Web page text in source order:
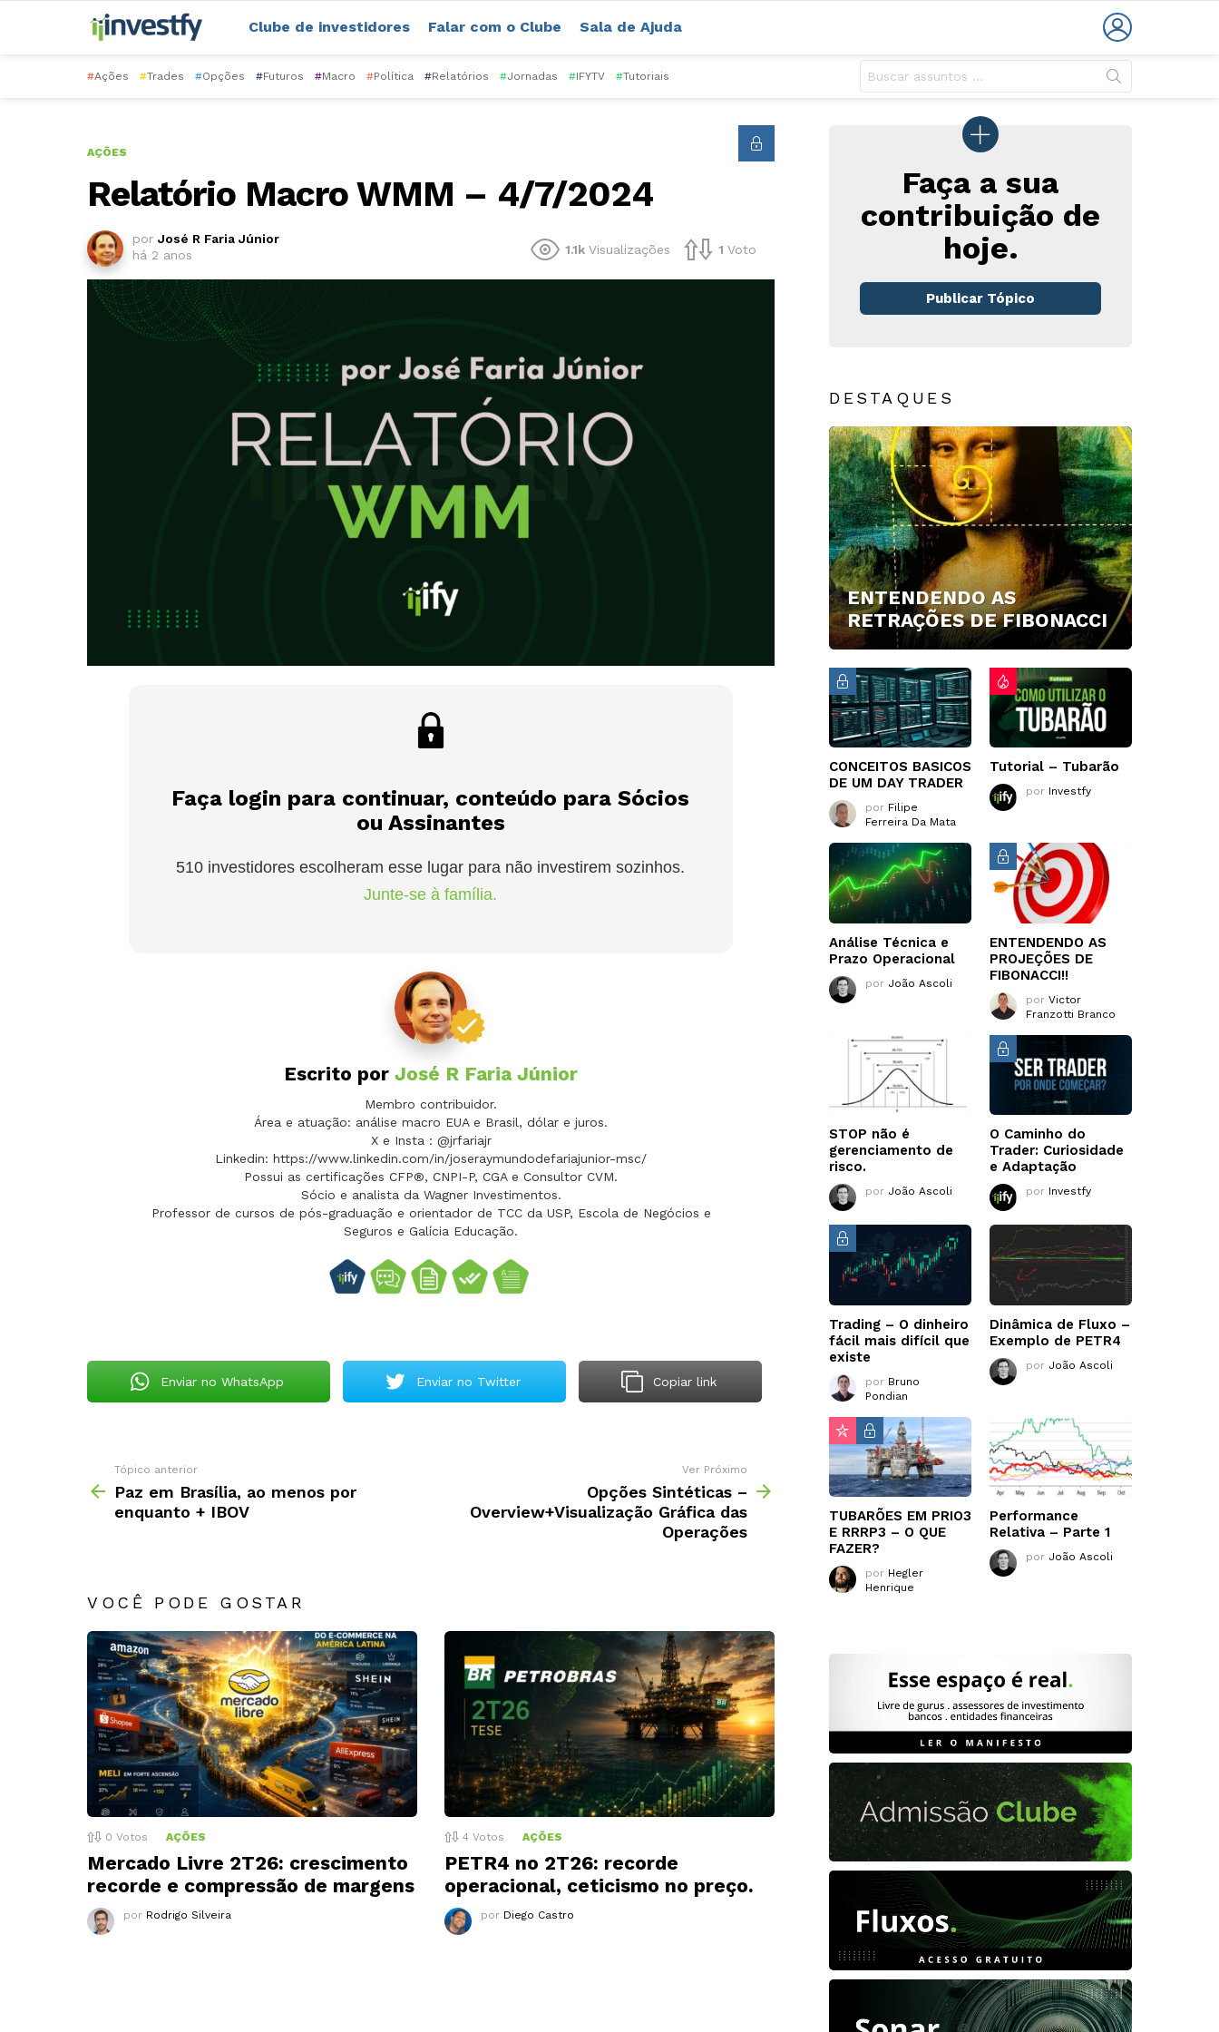
Clube de investidores Falar com o Clube Sala de Ajuda
#Ações #Trades #Opções #Futuros #Macro #Política #Relatórios #Jornadas #IFYTV #Tutoriais
AÇÕES
Relatório Macro WMM – 4/7/2024
por José R Faria Júnior
há 2 anos
1.1k Visualizações 1 Voto
Faça login para continuar, conteúdo para Sócios
ou Assinantes
510 investidores escolheram esse lugar para não investirem sozinhos.
Junte-se à família.
Escrito por José R Faria Júnior
Membro contribuidor.
Área e atuação: análise macro EUA e Brasil, dólar e juros.
X e Insta : @jrfariajr
Linkedin: https://www.linkedin.com/in/joseraymundodefariajunior-msc/
Possui as certificações CFP®, CNPI-P, CGA e Consultor CVM.
Sócio e analista da Wagner Investimentos.
Professor de cursos de pós-graduação e orientador de TCC da USP, Escola de Negócios e
Seguros e Galícia Educação.
Enviar no WhatsApp Enviar no Twitter Copiar link
Tópico anterior
Paz em Brasília, ao menos por
enquanto + IBOV
Ver Próximo
Opções Sintéticas –
Overview+Visualização Gráfica das
Operações
VOCÊ PODE GOSTAR
0 Votos AÇÕES
Mercado Livre 2T26: crescimento
recorde e compressão de margens
por Rodrigo Silveira
4 Votos AÇÕES
PETR4 no 2T26: recorde
operacional, ceticismo no preço.
por Diego Castro
Faça a sua
contribuição de
hoje.
Publicar Tópico
DESTAQUES
ENTENDENDO AS
RETRAÇÕES DE FIBONACCI
CONCEITOS BASICOS
DE UM DAY TRADER
por Filipe
Ferreira Da Mata
Tutorial – Tubarão
por Investfy
Análise Técnica e
Prazo Operacional
por João Ascoli
ENTENDENDO AS
PROJEÇÕES DE
FIBONACCI!!
por Victor
Franzotti Branco
STOP não é
gerenciamento de
risco.
por João Ascoli
O Caminho do
Trader: Curiosidade
e Adaptação
por Investfy
Trading – O dinheiro
fácil mais difícil que
existe
por Bruno
Pondian
Dinâmica de Fluxo –
Exemplo de PETR4
por João Ascoli
TUBARÕES EM PRIO3
E RRRP3 – O QUE
FAZER?
por Hegler
Henrique
Performance
Relativa – Parte 1
por João Ascoli